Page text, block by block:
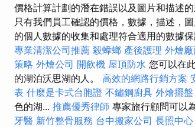
價格計算計劃的潛在錯誤以及圖片和描述
只有我們員工確認的價格，數據，描述，
的個人數據的收集和處理符合適用的數據保
專業清潔公司推薦 殺蟑螂 產後護理 外燴
策略 外燴公司 開飲機 屋頂防水 您可以在
的湖泊沃思湖的人。 高效的網路行銷方案
表 什麼是卡式台胞證 不鏽鋼廚具 外燴擺盤
色的湖... 推薦優秀律師 專家旅行顧問可以
牙醫 新竹整骨服務 台中搬家公司 長照中心